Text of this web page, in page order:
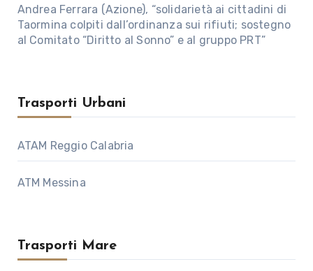
Andrea Ferrara (Azione), “solidarietà ai cittadini di
Taormina colpiti dall’ordinanza sui rifiuti; sostegno
al Comitato “Diritto al Sonno” e al gruppo PRT”
Trasporti Urbani
ATAM Reggio Calabria
ATM Messina
Trasporti Mare